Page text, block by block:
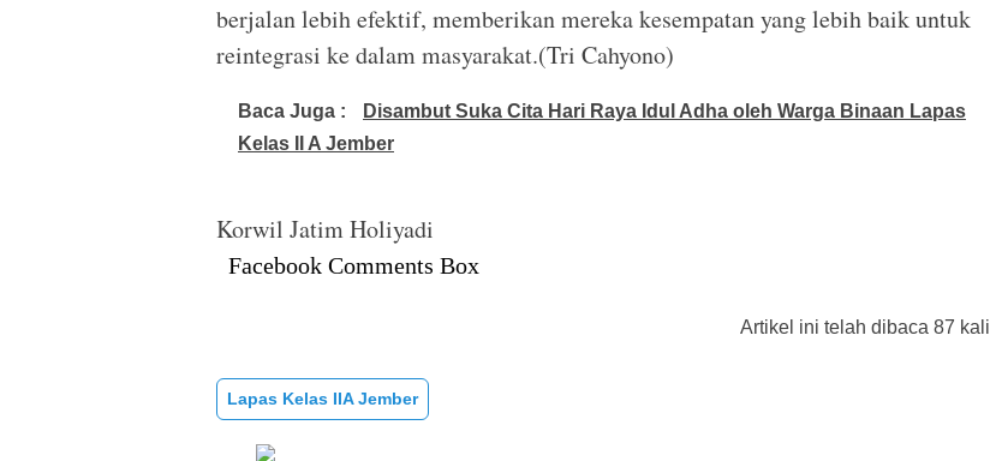
berjalan lebih efektif, memberikan mereka kesempatan yang lebih baik untuk
reintegrasi ke dalam masyarakat.(Tri Cahyono)
Baca Juga :
Disambut Suka Cita Hari Raya Idul Adha oleh Warga Binaan Lapas
Kelas II A Jember
Korwil Jatim Holiyadi
Facebook Comments Box
Artikel ini telah dibaca 87 kali
Lapas Kelas IIA Jember